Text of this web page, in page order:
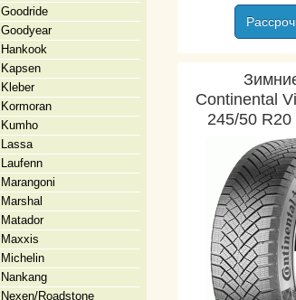
Goodride
Goodyear
Hankook
Kapsen
Kleber
Kormoran
Kumho
Lassa
Laufenn
Marangoni
Marshal
Matador
Maxxis
Michelin
Nankang
Nexen/Roadstone
Continental
245/50 R20